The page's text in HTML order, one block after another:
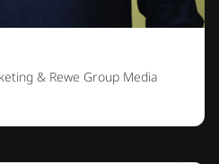
& Rewe Group Media